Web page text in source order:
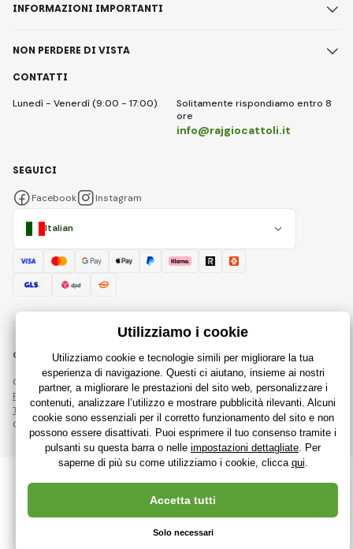
CONTATTI
Lunedì - Venerdì (9:00 - 17:00)
Solitamente rispondiamo entro 8
ore
info@rajgiocattoli.it
INFORMAZIONI IMPORTANTI
NON PERDERE DI VISTA
Italian
SEGUICI
Facebook Instagram
© 2018 - 2026 RajGiocattoli.it, Tutti i diritti riservati
Questa pagina è protetta da reCAPTCHA e si applicano
Regole sulla protezione dei dati personali
aziende Google e le loro
Termini e condizioni.
Creazione di negozi online performanti daRIESENIA